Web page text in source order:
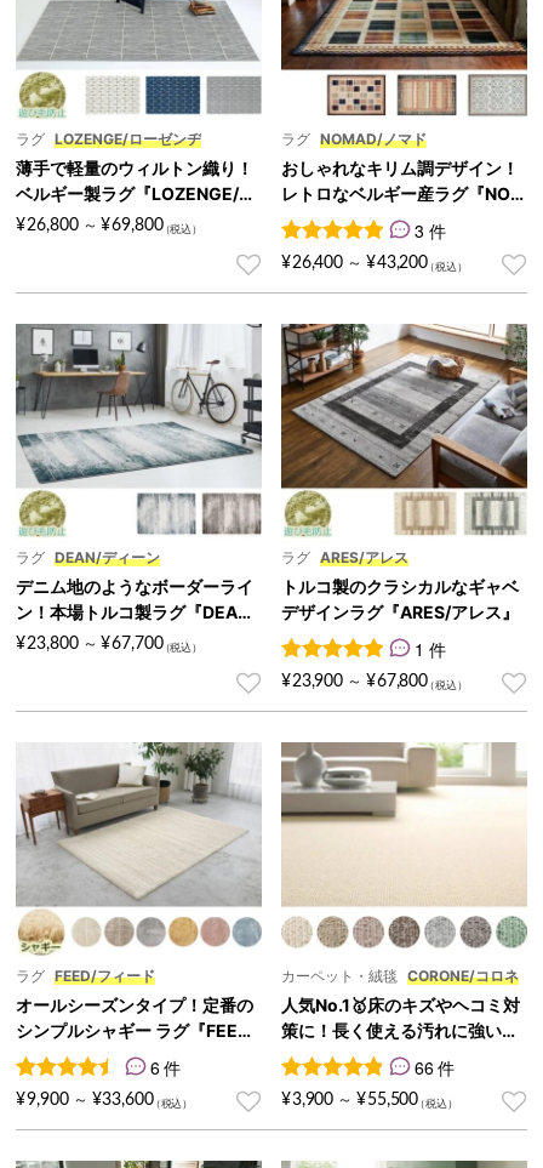
ラグ LOZENGE/ローゼンヂ
薄手で軽量のウィルトン織り！
ベルギー製ラグ『LOZENGE/ロ
ーゼンヂ』
¥26,800 ～ ¥69,800
ラグ NOMAD/ノマド
おしゃれなキリム調デザイン！
レトロなベルギー産ラグ『NOM
AD/ノマド』
3
件の利用者評価に基づく5段
3 件
¥26,400 ～ ¥43,200
ラグ DEAN/ディーン
デニム地のようなボーダーライ
ン！本場トルコ製ラグ『DEAN/
ディーン』
¥23,800 ～ ¥67,700
ラグ ARES/アレス
トルコ製のクラシカルなギャベ
デザインラグ『ARES/アレス』
1
件の利用者評価に基づく5段
1 件
¥23,900 ～ ¥67,800
ラグ FEED/フィード
オールシーズンタイプ！定番の
シンプルシャギー ラグ『FEED/
フィード』
6
件の利用者評価に基づく5段階評価のうち、4.50点
6 件
¥9,900 ～ ¥33,600
カーペット・絨毯 CORONE/コロネ
人気No.1🥇床のキズやヘコミ対
策に！長く使える汚れに強い激
安カーペット『CORONE/コロ
ネ』
66
件の利用者評価に基づく5段
66 件
¥3,900 ～ ¥55,500